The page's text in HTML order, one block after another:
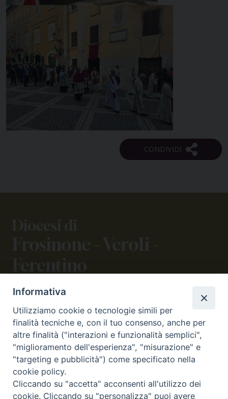
Diocesi di
Frosinone - Veroli -
Ferentino
CONTATTI
viale Volsci 105 (ex via dei Monti Lepini)
03100 Frosinone (FR)
tel. 0775.290973 - 0775.290852
curia@diocesifrosinone.it
SEGUICI SU
Informativa
Utilizziamo cookie o tecnologie simili per
finalità tecniche e, con il tuo consenso, anche per
altre finalità ("interazioni e funzionalità semplici",
"miglioramento dell'esperienza", "misurazione" e
"targeting e pubblicità") come specificato nella
cookie policy.
Cliccando su "accetta" acconsenti all'utilizzo dei
cookie. Cliccando su "personalizza" puoi avere